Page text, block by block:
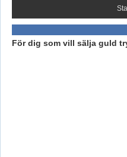
För dig som vill sälja guld